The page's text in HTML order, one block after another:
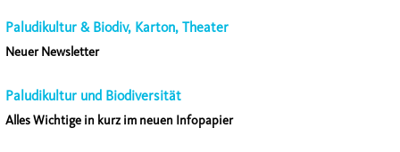
Paludikultur & Biodiv, Karton, Theater
Neuer Newsletter
Paludikultur und Biodiversität
Alles Wichtige in kurz im neuen Infopapier